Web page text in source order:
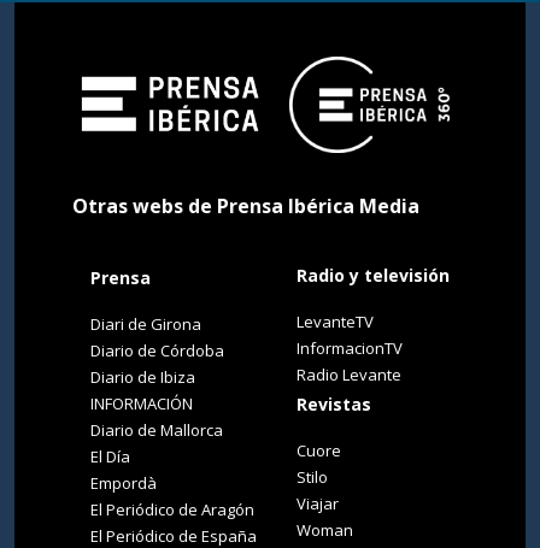
Otras webs de Prensa Ibérica Media
Prensa
Diari de Girona
Diario de Córdoba
Diario de Ibiza
INFORMACIÓN
Diario de Mallorca
El Día
Empordà
El Periódico de Aragón
El Periódico de España
Radio y televisión
LevanteTV
InformacionTV
Radio Levante
Revistas
Cuore
Stilo
Viajar
Woman